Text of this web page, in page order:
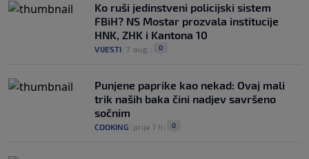
Ko ruši jedinstveni policijski sistem
FBiH? NS Mostar prozvala institucije
HNK, ZHK i Kantona 10
VIJESTI 7. aug. 0
Punjene paprike kao nekad: Ovaj mali
trik naših baka čini nadjev savršeno
sočnim
COOKING prije 7 h 0